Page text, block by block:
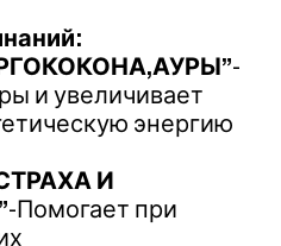
-
и увеличивает
энергию
И
-Помогает при